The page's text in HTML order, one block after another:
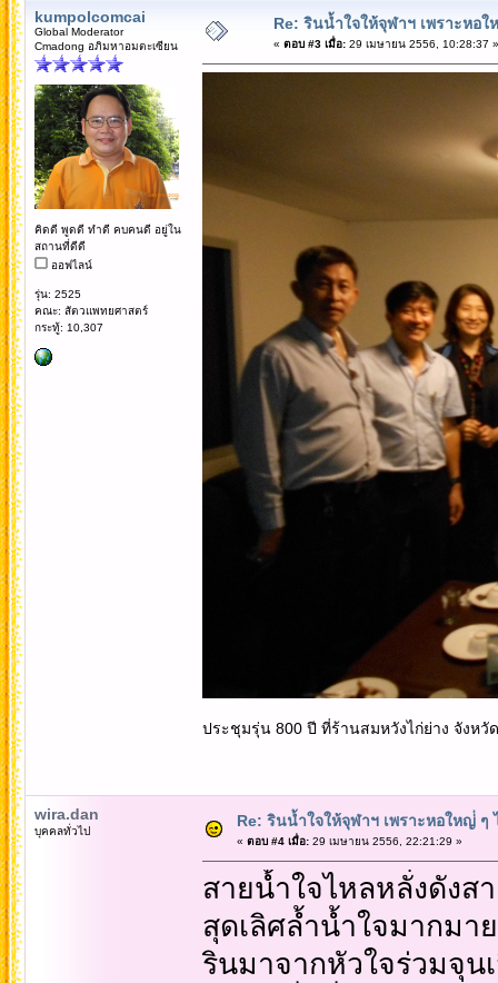
kumpolcomcai
Global Moderator
Cmadong อภิมหาอมตะเซียน
คิดดี พูดดี ทำดี คบคนดี อยู่ใน
สถานที่ดีดี
ออฟไลน์
รุ่น: 2525
คณะ: สัตวแพทยศาสตร์
กระทู้: 10,307
Re: รินน้ำใจให้จุฬาฯ เพราะหอใ
« ตอบ #3 เมื่อ:29 เมษายน 2556, 10:28:37 »
ประชุมรุ่น 800 ปี ที่ร้านสมหวังไก่ย่าง จังหวั
wira.dan
บุคคลทั่วไป
Re: รินน้ำใจให้จุฬาฯ เพราะหอใหญ่่
« ตอบ #4 เมื่อ:29 เมษายน 2556, 22:21:29 »
สายน้ำใจไหลหลั่งดังส
สุดเลิศล้ำน้ำใจมากมา
รินมาจากหัวใจร่วมจุน